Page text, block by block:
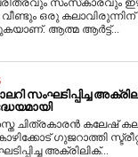
ചരിത്രവും സംസ്‌കാരവും
വീണ്ടും ഒരു
ആത്മ ആർട്ട്...
സംഘടിപ്പിച്ച
ചിത്രകാരൻ കലേഷ്
ഗുജറാത്തി
അക്രിലിക്...